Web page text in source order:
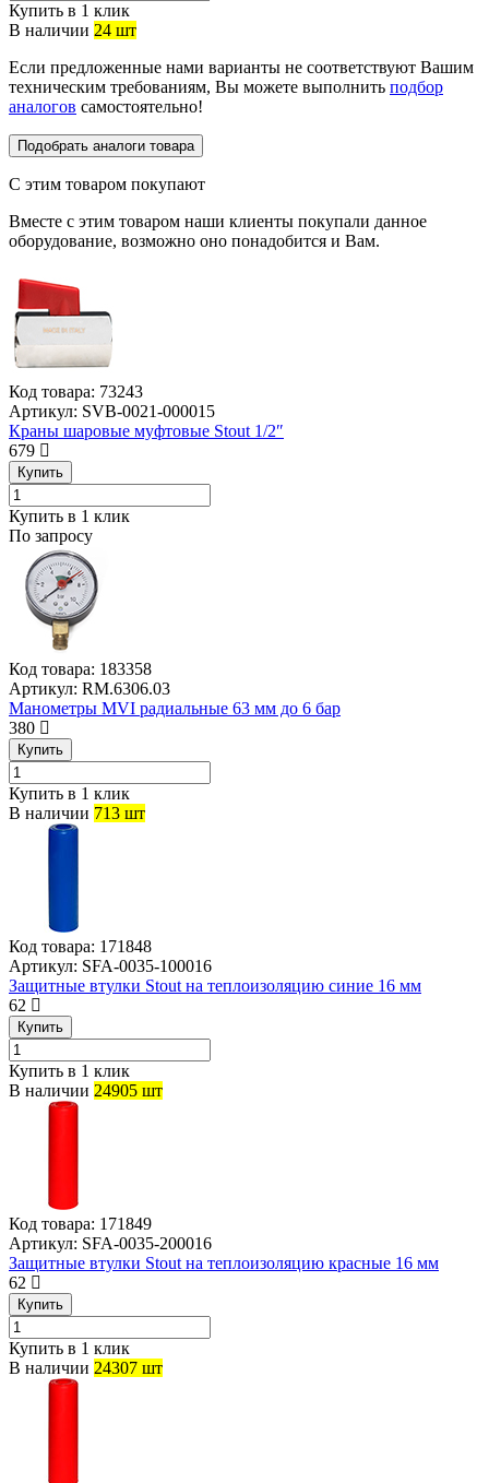
Купить в 1 клик
В наличии 24 шт
Если предложенные нами варианты не соответствуют Вашим
техническим требованиям, Вы можете выполнить подбор
аналогов самостоятельно!
Подобрать аналоги товара
С этим товаром покупают
Вместе с этим товаром наши клиенты покупали данное
оборудование, возможно оно понадобится и Вам.
Код товара: 73243
Артикул: SVB-0021-000015
Краны шаровые муфтовые Stout 1/2″
679
Купить
Купить в 1 клик
По запросу
Код товара: 183358
Артикул: RM.6306.03
Манометры MVI радиальные 63 мм до 6 бар
380
Купить
Купить в 1 клик
В наличии 713 шт
Код товара: 171848
Артикул: SFA-0035-100016
Защитные втулки Stout на теплоизоляцию синие 16 мм
62
Купить
Купить в 1 клик
В наличии 24905 шт
Код товара: 171849
Артикул: SFA-0035-200016
Защитные втулки Stout на теплоизоляцию красные 16 мм
62
Купить
Купить в 1 клик
В наличии 24307 шт